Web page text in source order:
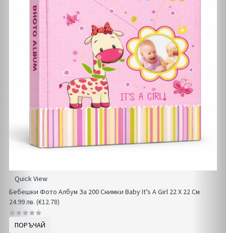
Quick View
Бебешки Фото Албум За 200 Снимки Baby It’s A Girl 22 Х 22 См
24.99 лв. (€12.78)
ПОРЪЧАЙ